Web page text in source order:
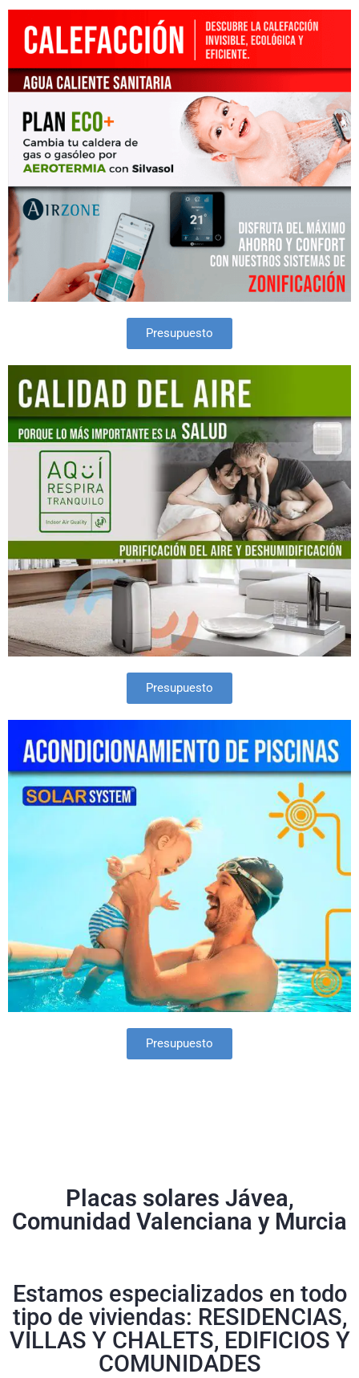
Presupuesto
Presupuesto
Presupuesto
Placas solares Jávea,
Comunidad Valenciana y Murcia
Estamos especializados en todo
tipo de viviendas: RESIDENCIAS,
VILLAS Y CHALETS, EDIFICIOS Y
COMUNIDADES